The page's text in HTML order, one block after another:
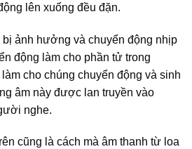
lên xuống đều đặn.
bị ảnh hưởng và chuyển động nhịp
động làm cho phần tử trong
cho chúng chuyển động và sinh
âm này được lan truyền vào
nghe.
cũng là cách mà âm thanh từ loa